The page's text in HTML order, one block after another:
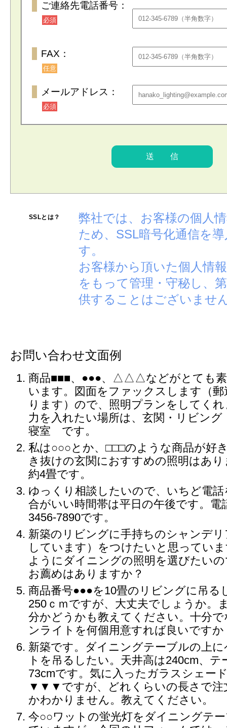
ご連絡先電話番号：
必須
FAX：
任意
メールアドレス：
必須
SSLとは？
弊社では、お客様の個人
ため、SSL暗号化通信を
す。
お客様から頂いた個人情
をもって管理・守秘し、
供することはございませ
お問い合わせ文面例
商品■■■、●●●、△△△などがとても素
います。図面をファックスします（
ります）ので、照明プランをしてく
力を入れたい場所は、玄関・リビン
寝室 です。
私は○○○とか、□□□のような商品が好
き抜けの玄関におすすめの照明はあ
約4畳です。
ゆっくり相談したいので、いちど電
合がいい時間帯は平日の午後です。
3456-7890です。
新築のリビングに手持ちのシャンデ
しています）をつけたいと思ってい
ようにダイニングの照明を選びたい
お薦めはありますか？
商品番号●●●を10畳のリビングに吊る
250ｃｍですが、大丈夫でしょうか。
分かどうかも教えてください。十分
ンライトを何個用意すれば良いですか
新築です。ダイニングテーブルの上
トを吊るしたい。天井高は240cm、
73cmです。気に入ったガラスシェ
▼▼▼ですが、どれくらいの長さで注
かわかりません。教えてください。
今○○ワットの蛍光灯をダイニングテ